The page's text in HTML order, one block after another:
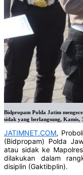
Bidpropam Polda Jatim
sidak yang berlangsung,
JATIMNET.COM,
(Bidpropam) Polda
atau sidak ke
dilakukan dalam
disiplin (Gaktibplin).